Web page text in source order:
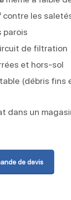
contre les
parois
de filtration
et hors-sol
(débris fins
dans un
de devis